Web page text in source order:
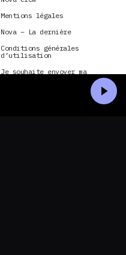
Mentions légales
Nova – La dernière
Conditions générales
d’utilisation
Je souhaite envoyer ma
d’utilisation et politique